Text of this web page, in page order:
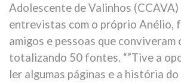
Adolescente de Valinhos
entrevistas com o próprio Anélio,
amigos e pessoas que conviveram
totalizando 50 fontes. “”Tive a
ler algumas páginas e a história